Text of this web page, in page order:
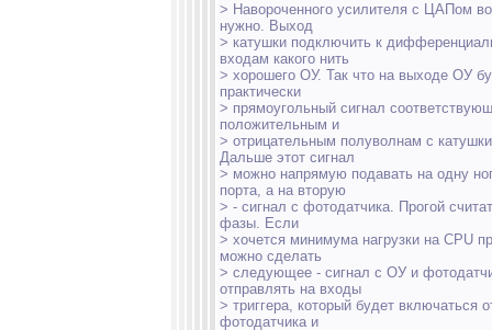
> Навороченного усилителя с ЦАПом
нужно. Выход
> катушки подключить к
входам какого нить
> хорошего ОУ. Так что на выходе ОУ
практически
> прямоугольный сигнал
положительным и
> отрицательным полуволнам с
Дальше этот сигнал
> можно напрямую подавать на одну
порта, а на вторую
> - сигнал с фотодатчика. Прогой
фазы. Если
> хочется минимума нагрузки на CPU
можно сделать
> следующее - сигнал с ОУ и
отправлять на входы
> триггера, который будет включаться
фотодатчика и